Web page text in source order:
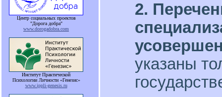
Центр социальных проектов
"Дорога добра"
www.dorogadobra.com
Институт Практической
Психологии Личности «Генезис»
www.ippli-genesis.ru
2.
указаны